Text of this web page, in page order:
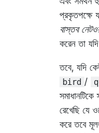
প্রকৃতপক্ষে
বাস্তব
করেন তা
তবে, যদি
bird /
রেখেছি যে
করে তবে